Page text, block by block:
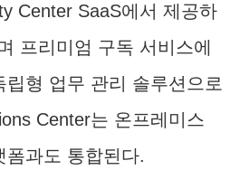
Center SaaS에서 제공하
프리미엄 구독 서비스에
형 업무 관리 솔루션으로
Center는 온프레미스
폼과도 통합된다.